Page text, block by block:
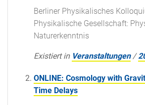
Berliner Physikalisches
Physikalische Gesellschaft:
Naturerkenntnis
Existiert in Veranstaltungen /
ONLINE: Cosmology with
Time Delays